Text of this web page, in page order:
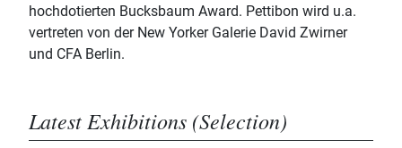
hochdotierten Bucksbaum Award. Pettibon wird u.a.
vertreten von der New Yorker Galerie David Zwirner
und CFA Berlin.
Latest Exhibitions (Selection)